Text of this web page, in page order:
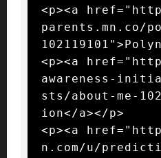
<p><a
parents.mn.co/
<p><a
awareness-
sts/about-me-
ion</a></p>
<p><a
n.com/u/